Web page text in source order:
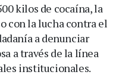
kilos de cocaína, la
con la lucha contra el
a denunciar
a través de la línea
institucionales.